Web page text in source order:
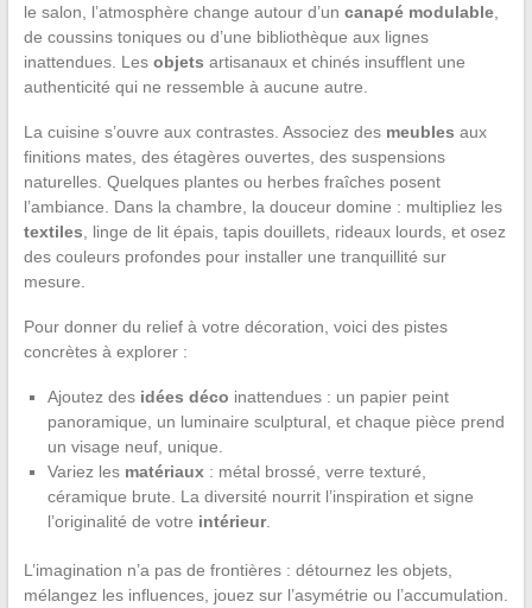
le salon, l’atmosphère change autour d’un canapé modulable,
de coussins toniques ou d’une bibliothèque aux lignes
inattendues. Les objets artisanaux et chinés insufflent une
authenticité qui ne ressemble à aucune autre.
La cuisine s’ouvre aux contrastes. Associez des meubles aux
finitions mates, des étagères ouvertes, des suspensions
naturelles. Quelques plantes ou herbes fraîches posent
l’ambiance. Dans la chambre, la douceur domine : multipliez les
textiles , linge de lit épais, tapis douillets, rideaux lourds, et osez
des couleurs profondes pour installer une tranquillité sur
mesure.
Pour donner du relief à votre décoration, voici des pistes
concrètes à explorer :
Ajoutez des idées déco inattendues : un papier peint
panoramique, un luminaire sculptural, et chaque pièce prend
un visage neuf, unique.
Variez les matériaux: métal brossé, verre texturé,
céramique brute. La diversité nourrit l’inspiration et signe
l’originalité de votre intérieur.
L’imagination n’a pas de frontières : détournez les objets,
mélangez les influences, jouez sur l’asymétrie ou l’accumulation.